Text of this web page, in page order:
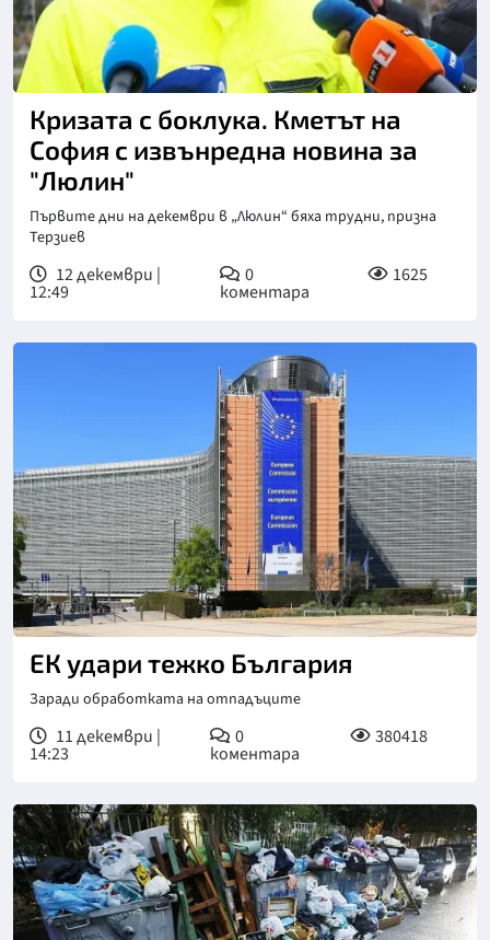
Снимка: БГНЕС
Кризата с боклука. Кметът на
София с извънредна новина за
"Люлин"
Първите дни на декември в „Люлин“ бяха трудни, призна
Терзиев
12 декември |
12:49
0
коментара
1625
Снимка: БТА
ЕК удари тежко България
Заради обработката на отпадъците
11 декември |
14:23
0
коментара
380418